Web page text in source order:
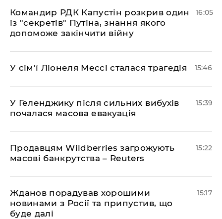
Командир РДК Капустін розкрив один
із "секретів" Путіна, знання якого
допоможе закінчити війну
16:05
У сім'ї Ліонеля Мессі сталася трагедія 15:46
У Геленджику після сильних вибухів
почалася масова евакуація
15:39
Продавцям Wildberries загрожують
масові банкрутства – Reuters
15:22
Жданов порадував хорошими
новинами з Росії та припустив, що
буде далі
15:17